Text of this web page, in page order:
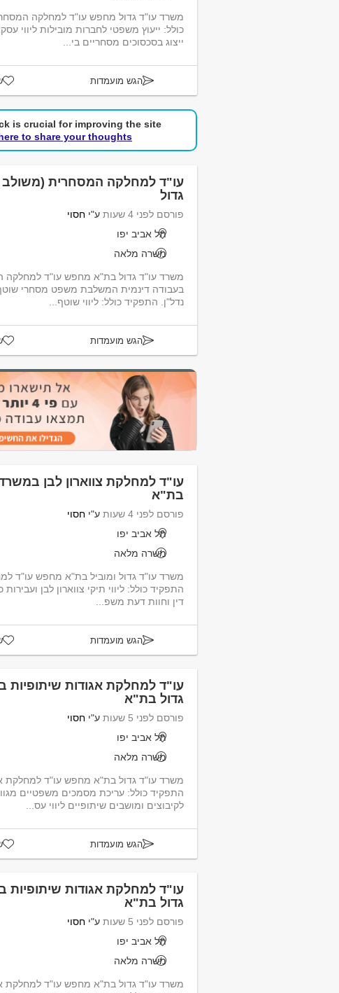
משרד עו"ד גדול מחפש עו"ד למחלקה
כולל: ייעוץ משפטי לחברות מובילות ליווי
ייצוג בסכסוכים מסחריים בי...
הגש מועמדות
is crucial for improving the site.
to share your thoughts!
עו"ד למחלקה המסחרית (משולב
גדול
פורסם לפני 4 שעות ע"י חסוי
תל אביב יפו
משרה מלאה
משרד עו"ד גדול בת"א מחפש עו"ד למחלקה
בעבודה דינמית המשלבת משפט מסחרי שוטף
נדל"ן. התפקיד כולל: ליווי שוטף...
הגש מועמדות
עו"ד למחלקת צווארון לבן
בת"א
פורסם לפני 4 שעות ע"י חסוי
תל אביב יפו
משרה מלאה
משרד עו"ד גדול ומוביל בת"א מחפש עו"ד
התפקיד כולל: ליווי תיקי צווארון לבן ועבירות
דין וחוות דעת משפ...
הגש מועמדות
עו"ד למחלקת אגודות שיתופיות
גדול בת"א
פורסם לפני 5 שעות ע"י חסוי
תל אביב יפו
משרה מלאה
משרד עו"ד גדול בת"א מחפש עו"ד למחלקת
התפקיד כולל: עריכת מסמכים משפטיים
לקיבוצים ומושבים שיתופיים ליווי עס...
הגש מועמדות
עו"ד למחלקת אגודות שיתופיות
גדול בת"א
פורסם לפני 5 שעות ע"י חסוי
תל אביב יפו
משרה מלאה
משרד עו"ד גדול בת"א מחפש עו"ד למחלקת